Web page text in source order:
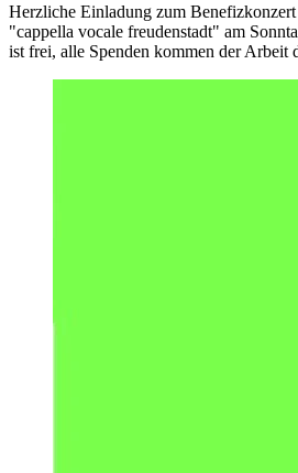
Herzliche Einladung zum
"cappella vocale freudenstadt" am
ist frei, alle Spenden kommen der Arbeit